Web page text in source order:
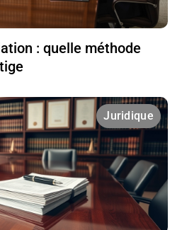
: quelle méthode
Juridique